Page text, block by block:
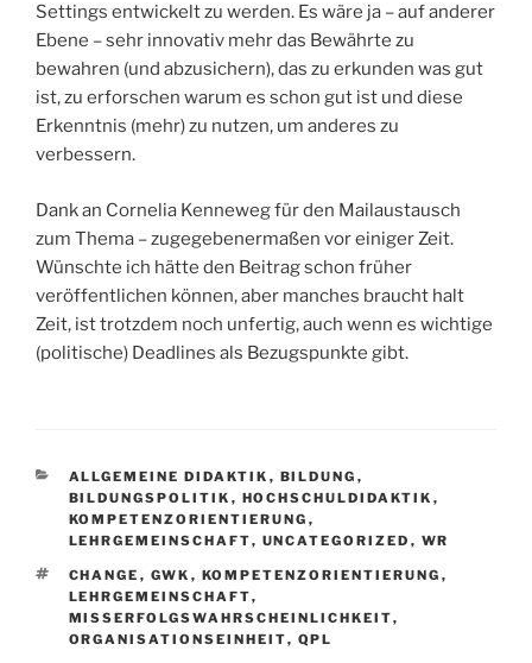
Settings entwickelt zu werden. Es wäre ja – auf anderer
Ebene – sehr innovativ mehr das Bewährte zu
bewahren (und abzusichern), das zu erkunden was gut
ist, zu erforschen warum es schon gut ist und diese
Erkenntnis (mehr) zu nutzen, um anderes zu
verbessern.
Dank an Cornelia Kenneweg für den Mailaustausch
zum Thema – zugegebenermaßen vor einiger Zeit.
Wünschte ich hätte den Beitrag schon früher
veröffentlichen können, aber manches braucht halt
Zeit, ist trotzdem noch unfertig, auch wenn es wichtige
(politische) Deadlines als Bezugspunkte gibt.
KATEGORIEN
ALLGEMEINE DIDAKTIK , BILDUNG ,
BILDUNGSPOLITIK , HOCHSCHULDIDAKTIK ,
KOMPETENZORIENTIERUNG ,
LEHRGEMEINSCHAFT, UNCATEGORIZED , WR
SCHLAGWÖRTER
CHANGE , GWK , KOMPETENZORIENTIERUNG ,
LEHRGEMEINSCHAFT,
MISSERFOLGSWAHRSCHEINLICHKEIT
,
ORGANISATIONSEINHEIT, QPL